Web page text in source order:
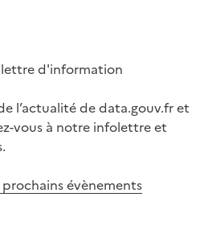
d'information
l’actualité de data.gouv.fr et
vous à notre infolettre et
évènements